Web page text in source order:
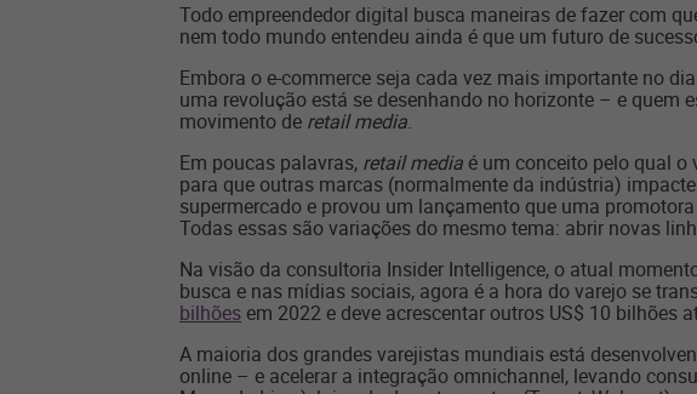
Todo empreendedor digital busca maneiras de fazer com
nem todo mundo entendeu ainda é que um futuro de
Embora o e-commerce seja cada vez mais importante no
uma revolução está se desenhando no horizonte – e quem
movimento de retail media.
Em poucas palavras, retail media é um conceito pelo qual o
para que outras marcas (normalmente da indústria)
supermercado e provou um lançamento que uma
Todas essas são variações do mesmo tema: abrir novas
Na visão da consultoria Insider Intelligence, o atual
busca e nas mídias sociais, agora é a hora do varejo se
bilhões em 2022 e deve acrescentar outros US$ 10 bilhões
A maioria dos grandes varejistas mundiais está
online – e acelerar a integração omnichannel, levando